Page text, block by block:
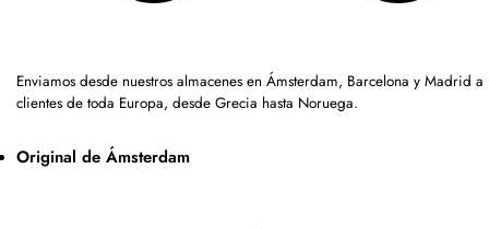
Enviamos desde nuestros almacenes en Ámsterdam, Barcelona y Madrid a
clientes de toda Europa, desde Grecia hasta Noruega.
Original de Ámsterdam